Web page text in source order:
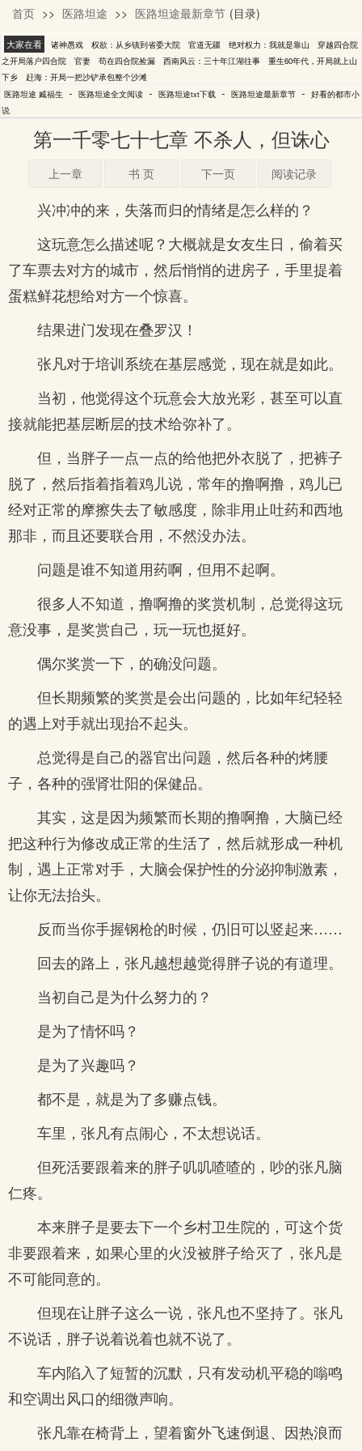
臧福生
首页 >> 医路坦途 >> 医路坦途最新章节 (目录)
大家在看 诸神愚戏 权欲：从乡镇到省委大院 官道无疆 绝对权力：我就是靠山
穿越四合院
之开局落户四合院
官妻 苟在四合院捡漏 西南风云：三十年江湖往事
重生60年代，开局就上山
下乡
赶海：开局一把沙铲承包整个沙滩
医路坦途 臧福生 - 医路坦途全文阅读 - 医路坦途txt下载 - 医路坦途最新章节 - 好看的都市小
说
第一千零七十七章 不杀人，但诛心
上一章 书 页 下一页 阅读记录
兴冲冲的来，失落而归的情绪是怎么样的？
这玩意怎么描述呢？大概就是女友生日，偷着买
了车票去对方的城市，然后悄悄的进房子，手里提着
蛋糕鲜花想给对方一个惊喜。
结果进门发现在叠罗汉！
张凡对于培训系统在基层感觉，现在就是如此。
当初，他觉得这个玩意会大放光彩，甚至可以直
接就能把基层断层的技术给弥补了。
但，当胖子一点一点的给他把外衣脱了，把裤子
脱了，然后指着指着鸡儿说，常年的撸啊撸，鸡儿已
经对正常的摩擦失去了敏感度，除非用止吐药和西地
那非，而且还要联合用，不然没办法。
问题是谁不知道用药啊，但用不起啊。
很多人不知道，撸啊撸的奖赏机制，总觉得这玩
意没事，是奖赏自己，玩一玩也挺好。
偶尔奖赏一下，的确没问题。
但长期频繁的奖赏是会出问题的，比如年纪轻轻
的遇上对手就出现抬不起头。
总觉得是自己的器官出问题，然后各种的烤腰
子，各种的强肾壮阳的保健品。
其实，这是因为频繁而长期的撸啊撸，大脑已经
把这种行为修改成正常的生活了，然后就形成一种机
制，遇上正常对手，大脑会保护性的分泌抑制激素，
让你无法抬头。
反而当你手握钢枪的时候，仍旧可以竖起来……
回去的路上，张凡越想越觉得胖子说的有道理。
当初自己是为什么努力的？
是为了情怀吗？
是为了兴趣吗？
都不是，就是为了多赚点钱。
车里，张凡有点闹心，不太想说话。
但死活要跟着来的胖子叽叽喳喳的，吵的张凡脑
仁疼。
本来胖子是要去下一个乡村卫生院的，可这个货
非要跟着来，如果心里的火没被胖子给灭了，张凡是
不可能同意的。
但现在让胖子这么一说，张凡也不坚持了。张凡
不说话，胖子说着说着也就不说了。
车内陷入了短暂的沉默，只有发动机平稳的嗡鸣
和空调出风口的细微声响。
张凡靠在椅背上，望着窗外飞速倒退、因热浪而